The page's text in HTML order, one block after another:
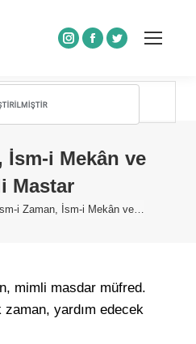
Instagram
Facebook
Twitter
İsm-i Mekân ve
Mastar
İsm-i Zaman, İsm-i Mekân ve…
mimli masdar müfred.
zaman, yardım edecek